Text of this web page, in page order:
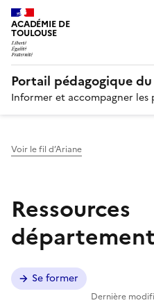
ACADÉMIE DE
TOULOUSE
Portail pédagogique
Informer et accompagner les
Voir le fil d’Ariane
Ressources
Se former
Dernière